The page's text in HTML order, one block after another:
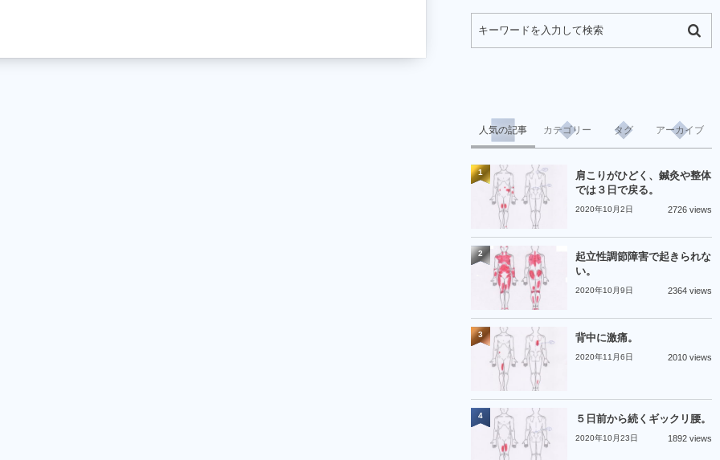
人気の記事 カテゴリー タグ アーカイブ
肩こりがひどく、鍼灸や整体
では３日で戻る。
2020年10月2日 2726 views
1
起立性調節障害で起きられな
い。
2020年10月9日 2364 views
2
背中に激痛。
2020年11月6日 2010 views
3
５日前から続くギックリ腰。
2020年10月23日 1892 views
4